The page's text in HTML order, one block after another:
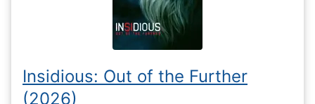
Insidious: Out of the Further
(2026)